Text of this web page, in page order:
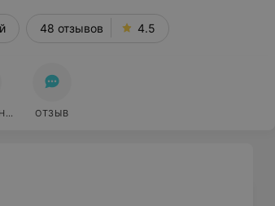
48 отзывов 4.5
ОТЗЫВ